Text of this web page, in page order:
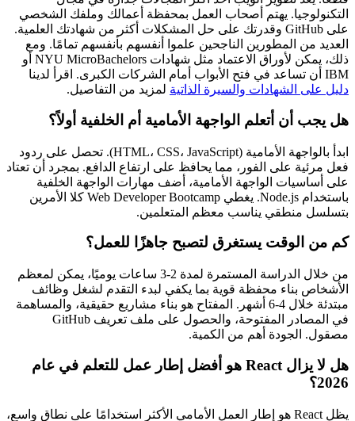
التكنولوجيا. يهتم أصحاب العمل بمحفظة أعمالك وملفك الشخصي
على GitHub وقدرتك على حل المشكلات أكثر من شهادتك العلمية.
العديد من المطورين الناجحين علموا أنفسهم بأنفسهم تمامًا. ومع
ذلك، يمكن لأوراق الاعتماد مثل شهادات NYU MicroBachelors أو
IBM أن تساعد في فتح الأبواب أمام الشركات الكبرى. اقرأ لدينا
دليل على الشهادات والسيرة الذاتية لمزيد من التفاصيل.
هل يجب أن أتعلم الواجهة الأمامية أم الخلفية أولاً؟
ابدأ بالواجهة الأمامية (HTML، CSS، JavaScript). تحصل على ردود
فعل مرئية على الفور، مما يحافظ على ارتفاع الدافع. بمجرد أن تعتاد
على أساسيات الواجهة الأمامية، أضف مهارات الواجهة الخلفية
باستخدام Node.js. يغطي Web Developer Bootcamp كلا الأمرين
بتسلسل منطقي يناسب معظم المتعلمين.
كم من الوقت يستغرق لتصبح جاهزًا للعمل؟
من خلال الدراسة المستمرة لمدة 2-3 ساعات يوميًا، يمكن لمعظم
الأشخاص بناء محفظة قوية بما يكفي لبدء التقدم لشغل وظائف
مبتدئة خلال 4-6 أشهر. المفتاح هو بناء مشاريع حقيقية، والمساهمة
في المصادر المفتوحة، والحصول على ملف تعريف GitHub
مصقول. الجودة أهم من الكمية.
هل لا يزال React هو أفضل إطار عمل للتعلم في عام
2026؟
يظل React هو إطار العمل الأمامي الأكثر استخدامًا على نطاق واسع،